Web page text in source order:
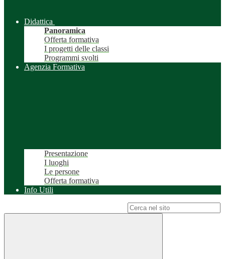
Didattica
Panoramica
Offerta formativa
I progetti delle classi
Programmi svolti
Agenzia Formativa
Presentazione
I luoghi
Le persone
Offerta formativa
Info Utili